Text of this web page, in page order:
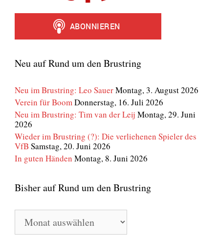
Neu auf Rund um den Brustring
Neu im Brustring: Leo SauerMontag, 3. August 2026
Verein für Boom Donnerstag, 16. Juli 2026
Neu im Brustring: Tim van der Leij Montag, 29. Juni
2026
Wieder im Brustring (?): Die verliehenen Spieler des
VfB Samstag, 20. Juni 2026
In guten Händen Montag, 8. Juni 2026
Bisher auf Rund um den Brustring
Bisher
auf
Rund